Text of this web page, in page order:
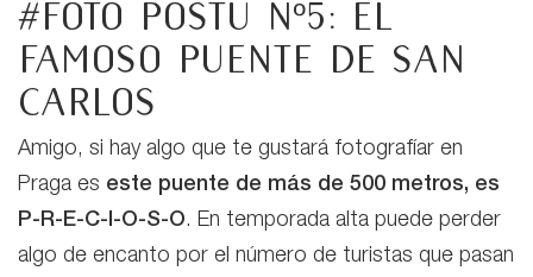
#Foto postu nº5: el
famoso puente de San
Carlos
Amigo, si hay algo que te gustará fotografíar en
Praga es este puente de más de 500 metros, es
P-R-E-C-I-O-S-O. En temporada alta puede perder
algo de encanto por el número de turistas que pasan